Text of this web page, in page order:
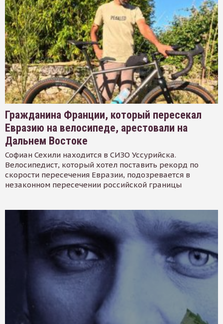
Гражданина Франции, который пересекал
Евразию на велосипеде, арестовали на
Дальнем Востоке
Софиан Сехили находится в СИЗО Уссурийска.
Велосипедист, который хотел поставить рекорд по
скорости пересечения Евразии, подозревается в
незаконном пересечении российской границы